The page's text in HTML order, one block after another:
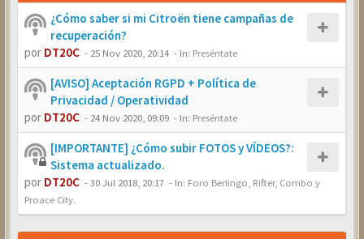
¿Cómo saber si mi Citroën tiene campañas de
recuperación?
por DT20C - 25 Nov 2020, 20:14 - In: Preséntate
[AVISO] Aceptación RGPD + Política de
Privacidad / Operatividad
por DT20C - 24 Nov 2020, 09:09 - In: Preséntate
[IMPORTANTE] ¿Cómo subir FOTOS y VÍDEOS?:
Sistema actualizado.
por DT20C -30 Jul 2018, 20:17 - In: Foro Berlingo, Rifter, Combo y
Proace City.